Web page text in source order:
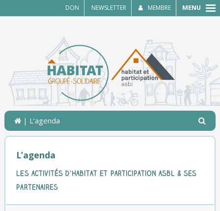
DON NEWSLETTER MEMBRE MENU
| L’agenda
L’agenda
Les activités d’Habitat et Participation asbl & ses
partenaires